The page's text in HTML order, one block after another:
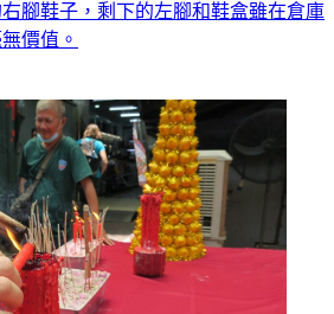
腳鞋子，剩下的左腳和鞋盒雖在倉庫
價值。